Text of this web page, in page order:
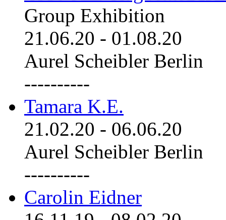
Group Exhibition
21.06.20 - 01.08.20
Aurel Scheibler Berlin
----------
Tamara K.E.
21.02.20 - 06.06.20
Aurel Scheibler Berlin
----------
Carolin Eidner